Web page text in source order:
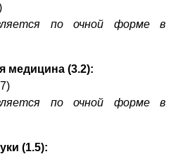
по очной форме в
медицина (3.2):
по очной форме в
(1.5):